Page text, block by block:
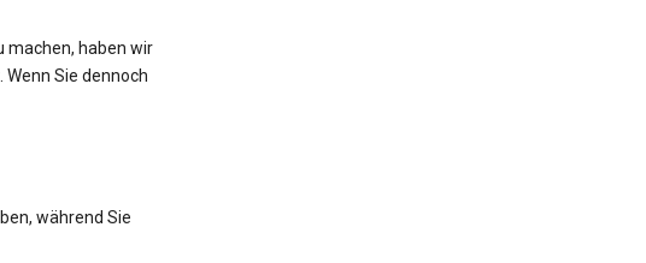
machen, haben wir
Sie dennoch
während Sie